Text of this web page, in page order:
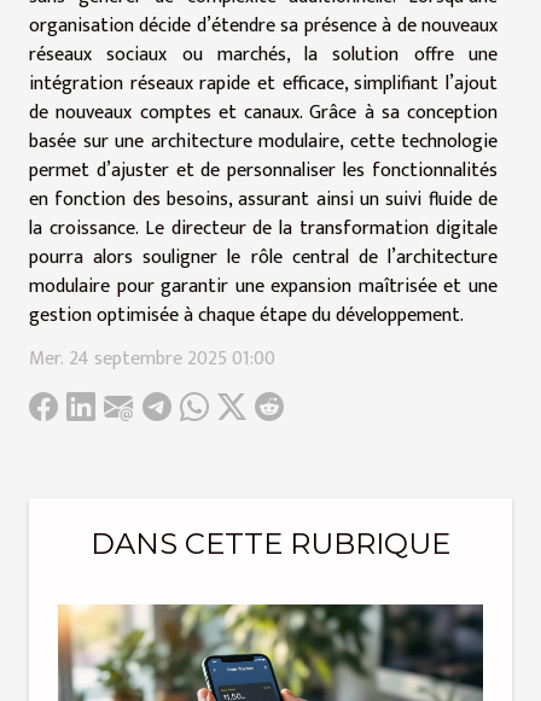
organisation décide d’étendre sa présence à de nouveaux
réseaux sociaux ou marchés, la solution offre une
intégration réseaux rapide et efficace, simplifiant l’ajout
de nouveaux comptes et canaux. Grâce à sa conception
basée sur une architecture modulaire, cette technologie
permet d’ajuster et de personnaliser les fonctionnalités
en fonction des besoins, assurant ainsi un suivi fluide de
la croissance. Le directeur de la transformation digitale
pourra alors souligner le rôle central de l’architecture
modulaire pour garantir une expansion maîtrisée et une
gestion optimisée à chaque étape du développement.
Mer. 24 septembre 2025 01:00
DANS CETTE RUBRIQUE